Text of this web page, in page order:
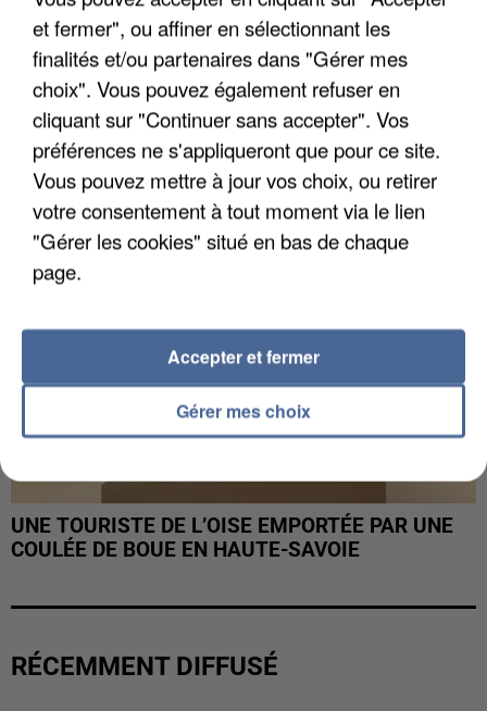
UN SECOND CADRE DE LA DZ MAFIA
INTERPELLÉ EN ALGÉRIE
UNE TOURISTE DE L’OISE EMPORTÉE PAR UNE
COULÉE DE BOUE EN HAUTE-SAVOIE
RÉCEMMENT DIFFUSÉ
et fermer", ou affiner en sélectionnant les
finalités et/ou partenaires dans "Gérer mes
choix". Vous pouvez également refuser en
cliquant sur "Continuer sans accepter". Vos
préférences ne s'appliqueront que pour ce site.
Vous pouvez mettre à jour vos choix, ou retirer
votre consentement à tout moment via le lien
"Gérer les cookies" situé en bas de chaque
page.
Gérer mes choix
Accepter et fermer